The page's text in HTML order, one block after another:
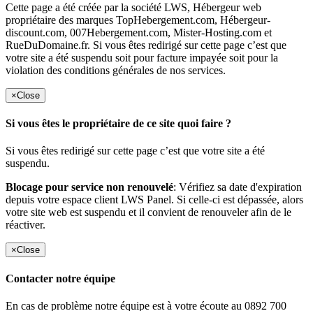
Cette page a été créée par la société LWS, Hébergeur web
propriétaire des marques TopHebergement.com, Hébergeur-
discount.com, 007Hebergement.com, Mister-Hosting.com et
RueDuDomaine.fr. Si vous êtes redirigé sur cette page c’est que
votre site a été suspendu soit pour facture impayée soit pour la
violation des conditions générales de nos services.
×Close
Si vous êtes le propriétaire de ce site quoi faire ?
Si vous êtes redirigé sur cette page c’est que votre site a été
suspendu.
Blocage pour service non renouvelé: Vérifiez sa date d'expiration
depuis votre espace client LWS Panel. Si celle-ci est dépassée, alors
votre site web est suspendu et il convient de renouveler afin de le
réactiver.
×Close
Contacter notre équipe
En cas de problème notre équipe est à votre écoute au 0892 700